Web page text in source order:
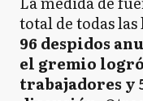
total de todas
96 despidos
el gremio
trabajadores y